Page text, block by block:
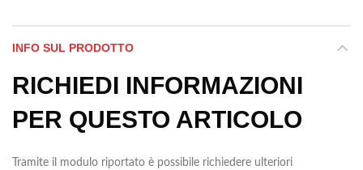
INFO SUL PRODOTTO
RICHIEDI INFORMAZIONI
PER QUESTO ARTICOLO
Tramite il modulo riportato è possibile richiedere ulteriori